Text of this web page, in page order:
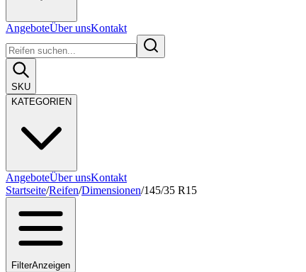
AngeboteÜber unsKontakt
SKU
KATEGORIEN
AngeboteÜber unsKontakt
Startseite/Reifen/Dimensionen/145/35 R15
FilterAnzeigen